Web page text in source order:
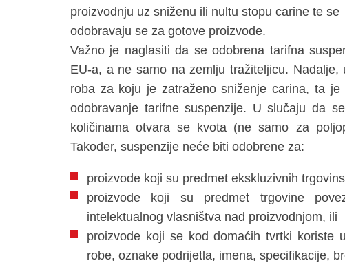
proizvodnju uz sniženu ili nultu stopu carine te
odobravaju se za gotove proizvode.
Važno je naglasiti da se odobrena tarifna
EU-a, a ne samo na zemlju tražiteljicu.
roba za koju je zatraženo sniženje carina, ta
odobravanje tarifne suspenzije. U slučaju da
količinama otvara se kvota (ne samo za
Također, suspenzije neće biti odobrene za:
proizvode koji su predmet ekskluzivnih
proizvode koji su predmet trgovine
intelektualnog vlasništva nad proizvodnjom, ili
proizvode koji se kod domaćih tvrtki koriste
robe, oznake podrijetla, imena, specifikacije,